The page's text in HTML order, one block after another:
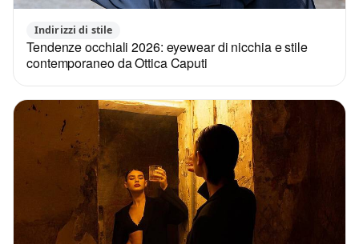
Indirizzi di stile
Tendenze occhiali 2026: eyewear di nicchia e stile
contemporaneo da Ottica Caputi